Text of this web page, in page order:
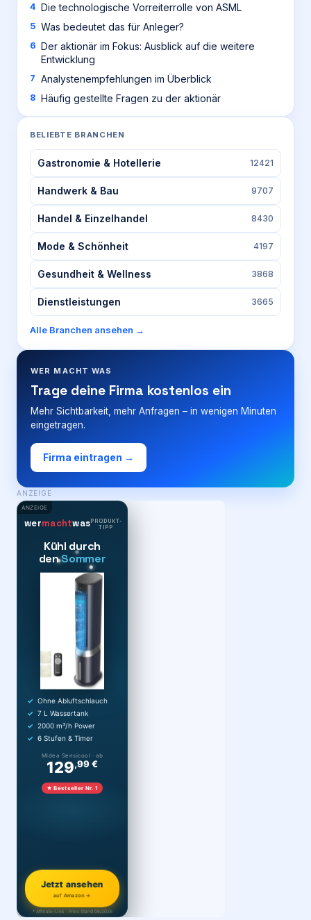
Die technologische Vorreiterrolle von ASML
Was bedeutet das für Anleger?
Der aktionär im Fokus: Ausblick auf die weitere
Entwicklung
Analystenempfehlungen im Überblick
Häufig gestellte Fragen zu der aktionär
BELIEBTE BRANCHEN
Gastronomie & Hotellerie 12421
Handwerk & Bau 9707
Handel & Einzelhandel 8430
Mode & Schönheit 4197
Gesundheit & Wellness 3868
Dienstleistungen 3665
Alle Branchen ansehen →
WER MACHT WAS
Trage deine Firma kostenlos ein
Mehr Sichtbarkeit, mehr Anfragen – in wenigen Minuten
eingetragen.
Firma eintragen →
ANZEIGE
ANZEIGE
wermachtwasPRODUKT-
TIPP
Kühl durch
denSommer
Ohne Abluftschlauch
7 L Wassertank
2000 m³/h Power
6 Stufen & Timer
Midea Sensicool · ab
129,99 €
★ Bestseller Nr. 1
Jetzt ansehen
auf Amazon →
* Affiliate-Link · Preis Stand 06/2026